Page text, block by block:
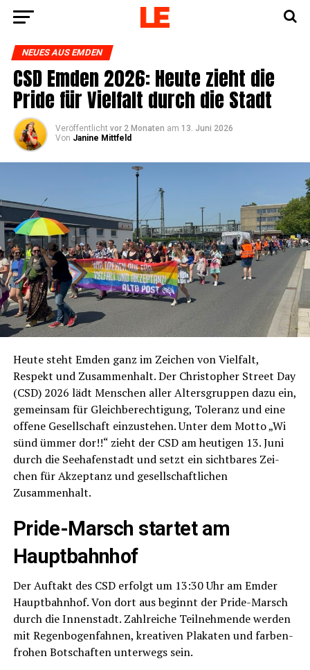
NEUES AUS EMDEN
CSD Emden 2026: Heu­te zieht die
Pri­de für Viel­falt durch die Stadt
Veröffentlicht vor 2 Monaten am 13. Juni 2026
Von Janine Mittfeld
Heu­te steht Emden ganz im Zei­chen von Viel­falt,
Respekt und Zusam­men­halt. Der Chris­to­pher Street Day
(CSD) 2026 lädt Men­schen aller Alters­grup­pen dazu ein,
gemein­sam für Gleich­be­rech­ti­gung, Tole­ranz und eine
offe­ne Gesell­schaft ein­zu­ste­hen. Unter dem Mot­to „Wi
sünd ümmer dor!!“ zieht der CSD am heu­ti­gen 13. Juni
durch die See­ha­fen­stadt und setzt ein sicht­ba­res Zei­
chen für Akzep­tanz und gesell­schaft­li­chen
Zusammenhalt.
Pri­de-Marsch star­tet am
Hauptbahnhof
Der Auf­takt des CSD erfolgt um 13:30 Uhr am Emder
Haupt­bahn­hof. Von dort aus beginnt der Pri­de-Marsch
durch die Innen­stadt. Zahl­rei­che Teil­neh­men­de wer­den
mit Regen­bo­gen­fah­nen, krea­ti­ven Pla­ka­ten und far­ben­
fro­hen Bot­schaf­ten unter­wegs sein.